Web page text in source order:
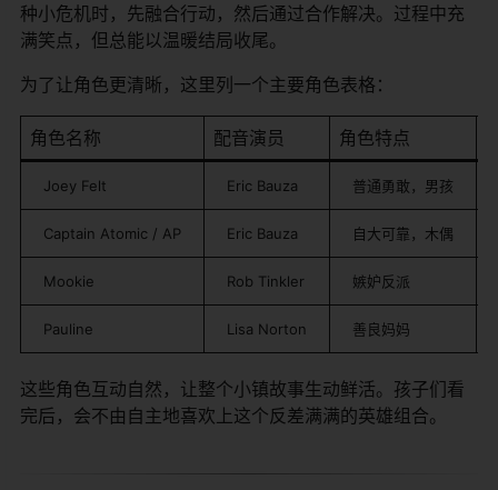
种小危机时，先融合行动，然后通过合作解决。过程中充
满笑点，但总能以温暖结局收尾。
为了让角色更清晰，这里列一个主要角色表格：
角色名称 配音演员 角色特点
Joey Felt Eric Bauza 普通勇敢，男孩
Captain Atomic / AP Eric Bauza 自大可靠，木偶
Mookie Rob Tinkler 嫉妒反派
Pauline Lisa Norton 善良妈妈
这些角色互动自然，让整个小镇故事生动鲜活。孩子们看
完后，会不由自主地喜欢上这个反差满满的英雄组合。